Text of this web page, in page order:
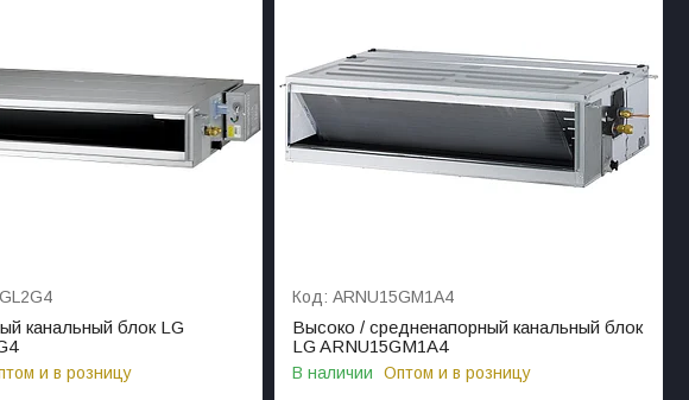
канальный блок LG
и в розницу
ARNU15GM1A4
Высоко / средненапорный канальный блок
LG ARNU15GM1A4
В наличии Оптом и в розницу